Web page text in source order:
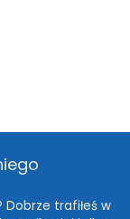
Dobrze trafiłeś w